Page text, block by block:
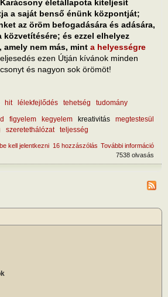
életállapota kiteljesít
a saját benső énünk központját;
az öröm befogadására és adására,
közvetítésére; és ezzel elhelyez
amely nem más, mint a helyességre
ezen Útján kívánok minden
és nagyon sok örömöt!
hit lélekfejlődés tehetség
tudomány
figyelem kegyelem kreativitás
megtestesül
szeretethálózat teljesség
További információ
16 hozzászólás
be kell jelentkezni
7538 olvasás